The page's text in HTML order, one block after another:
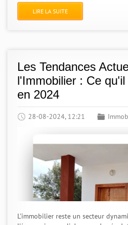
LIRE LA SUITE
Les Tendances
l'Immobilier : Ce
en 2024
28-08-2024, 12:21
L'immobilier reste un secteur